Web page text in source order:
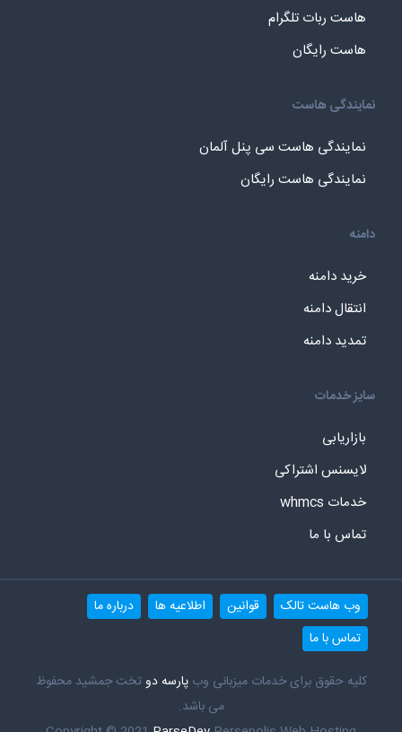
هاست ربات تلگرام
هاست رایگان
نمایندگی هاست
نمایندگی هاست سی پنل آلمان
نمایندگی هاست رایگان
دامنه
خرید دامنه
انتقال دامنه
تمدید دامنه
سایز خدمات
بازاریابی
لایسنس اشتراکی
خدمات whmcs
تماس با ما
وب هاست تالک قوانین اطلاعیه ها
درباره ما
تماس با ما
کلیه حقوق برای خدمات میزبانی وبپارسه دوتخت جمشید محفوظ
می باشد.